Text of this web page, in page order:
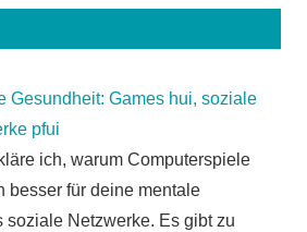
Gesundheit: Games hui, soziale
pfui
ich, warum Computerspiele
besser für deine mentale
soziale Netzwerke. Es gibt zu